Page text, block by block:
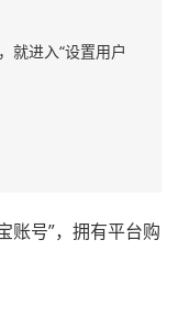
就进入“设置用户
号”，拥有平台购